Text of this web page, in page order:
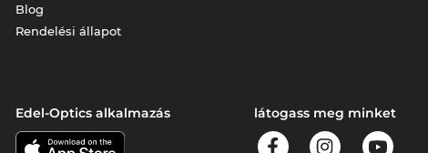
Blog
Rendelési állapot
Edel-Optics alkalmazás látogass meg minket